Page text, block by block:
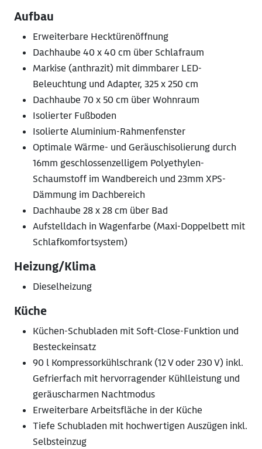
Aufbau
Erweiterbare Hecktürenöffnung
Dachhaube 40 x 40 cm über Schlafraum
Markise (anthrazit) mit dimmbarer LED-
Beleuchtung und Adapter, 325 x 250 cm
Dachhaube 70 x 50 cm über Wohnraum
Isolierter Fußboden
Isolierte Aluminium-Rahmenfenster
Optimale Wärme- und Geräuschisolierung durch
16mm geschlossenzelligem Polyethylen-
Schaumstoff im Wandbereich und 23mm XPS-
Dämmung im Dachbereich
Dachhaube 28 x 28 cm über Bad
Aufstelldach in Wagenfarbe (Maxi-Doppelbett mit
Schlafkomfortsystem)
Heizung/Klima
Dieselheizung
Küche
Küchen-Schubladen mit Soft-Close-Funktion und
Besteckeinsatz
90 l Kompressorkühlschrank (12 V oder 230 V) inkl.
Gefrierfach mit hervorragender Kühlleistung und
geräuscharmen Nachtmodus
Erweiterbare Arbeitsfläche in der Küche
Tiefe Schubladen mit hochwertigen Auszügen inkl.
Selbsteinzug